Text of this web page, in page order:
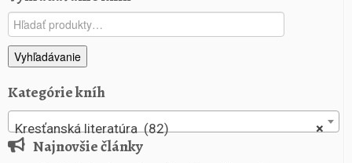
Hľadať:
Vyhľadávanie
Kategórie kníh
×
Kresťanská literatúra (82)
Najnovšie články